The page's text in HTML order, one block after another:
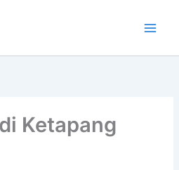
Ketapang